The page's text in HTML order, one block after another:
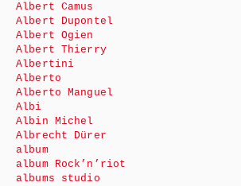
Albert Camus
Albert Dupontel
Albert Ogien
Albert Thierry
Albertini
Alberto
Alberto Manguel
Albi
Albin Michel
Albrecht Dürer
album
album Rock’n’riot
albums studio